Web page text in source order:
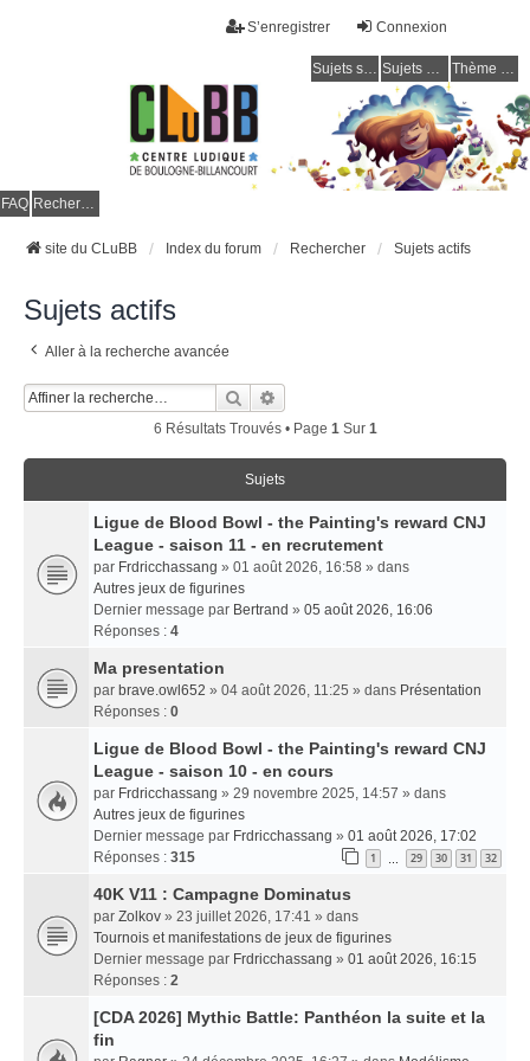
Connexion
S’enregistrer
Sujets sans réponse Sujets actifs Thème clair / foncé
FAQ Rechercher
site du CLuBB Index du forum Rechercher Sujets actifs
Sujets actifs
Aller à la recherche avancée
Rechercher
6 Résultats Trouvés • Page 1Sur 1
Sujets
Ligue de Blood Bowl - the Painting's reward CNJ
League - saison 11 - en recrutement
par Frdricchassang » 01 août 2026, 16:58 » dans
Autres jeux de figurines
Dernier message par Bertrand » 05 août 2026, 16:06
Réponses : 4
Ma presentation
par brave.owl652 » 04 août 2026, 11:25 » dans Présentation
Réponses : 0
Ligue de Blood Bowl - the Painting's reward CNJ
League - saison 10 - en cours
par Frdricchassang » 29 novembre 2025, 14:57 » dans
Autres jeux de figurines
Dernier message par Frdricchassang » 01 août 2026, 17:02
Réponses : 315 1 29 30 31 32
40K V11 : Campagne Dominatus
par Zolkov » 23 juillet 2026, 17:41 » dans
Tournois et manifestations de jeux de figurines
Dernier message par Frdricchassang » 01 août 2026, 16:15
Réponses : 2
[CDA 2026] Mythic Battle: Panthéon la suite et la
fin